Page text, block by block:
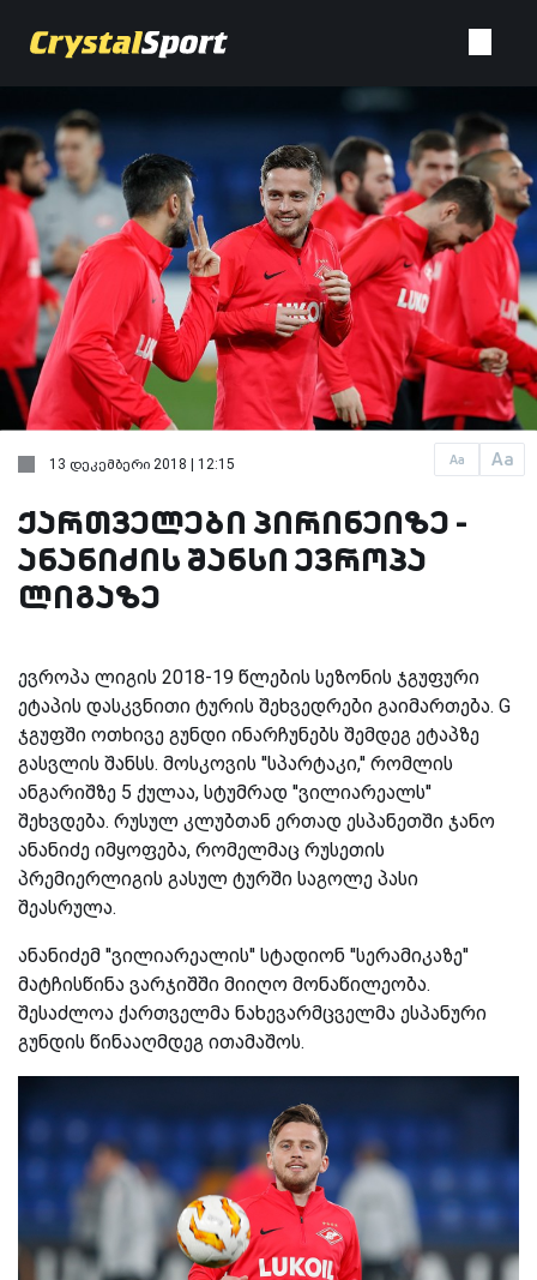
Aa Aa
13 დეკემბერი 2018 | 12:15
ქართველები პირინეიზე -
ანანიძის შანსი ევროპა
ლიგაზე
ევროპა ლიგის 2018-19 წლების სეზონის ჯგუფური
ეტაპის დასკვნითი ტურის შეხვედრები გაიმართება. G
ჯგუფში ოთხივე გუნდი ინარჩუნებს შემდეგ ეტაპზე
გასვლის შანსს. მოსკოვის ''სპარტაკი,'' რომლის
ანგარიშზე 5 ქულაა, სტუმრად ''ვილიარეალს''
შეხვდება. რუსულ კლუბთან ერთად ესპანეთში ჯანო
ანანიძე იმყოფება, რომელმაც რუსეთის
პრემიერლიგის გასულ ტურში საგოლე პასი
შეასრულა.
ანანიძემ ''ვილიარეალის'' სტადიონ ''სერამიკაზე''
მატჩისწინა ვარჯიშში მიიღო მონაწილეობა.
შესაძლოა ქართველმა ნახევარმცველმა ესპანური
გუნდის წინააღმდეგ ითამაშოს.